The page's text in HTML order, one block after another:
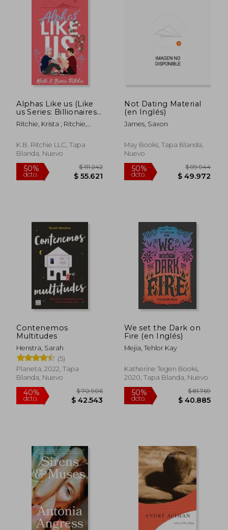
15%
$ 25.075
dcto. $ 45.600
50%
dcto.
Alphas Like us (Like
us Series: Billionaires
& Bodyguards) (en
Inglés)
Ritchie, Krista ; Ritchie,
K.B. Ritchie LLC, Tapa
Blanda, Nuevo
Not Dating Material
(en Inglés)
James, Saxon
May Books, Tapa Blanda,
Nuevo
Contenemos
Multitudes
Henstra, Sarah
(5)
Planeta, 2022, Tapa
Blanda, Nuevo
We set the Dark on
Fire (en Inglés)
Mejia, Tehlor Kay
Katherine Tegen Books,
2020, Tapa Blanda, Nuevo